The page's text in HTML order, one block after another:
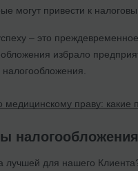
могут привести к
– это
избрало
медицинскому праву: какие
лучшей для нашего